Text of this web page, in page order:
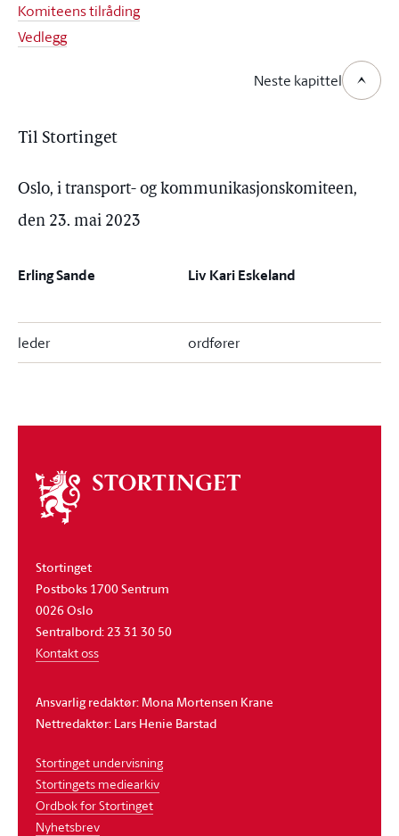
Komiteens tilråding
Vedlegg
Neste kapittel
Til Stortinget
Oslo, i transport- og kommunikasjonskomiteen,
den 23. mai 2023
Erling Sande Liv Kari Eskeland
leder ordfører
Om
stortinget
Stortinget
Postboks 1700 Sentrum
0026 Oslo
Sentralbord: 23 31 30 50
Kontakt oss
Ansvarlig redaktør: Mona Mortensen Krane
Nettredaktør: Lars Henie Barstad
Stortinget undervisning
Stortingets mediearkiv
Ordbok for Stortinget
Nyhetsbrev